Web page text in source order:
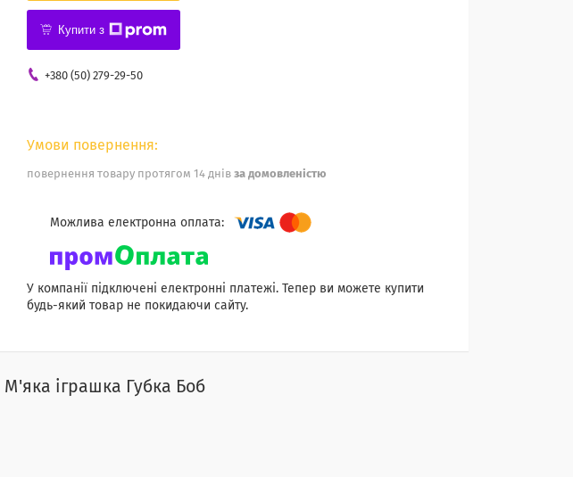
Купити з
+380 (50) 279-29-50
повернення товару протягом 14 днів за домовленістю
У компанії підключені електронні платежі. Тепер ви можете купити
будь-який товар не покидаючи сайту.
М'яка іграшка Губка Боб